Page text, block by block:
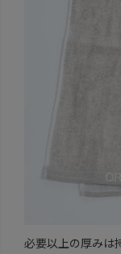
必要以上の厚みは